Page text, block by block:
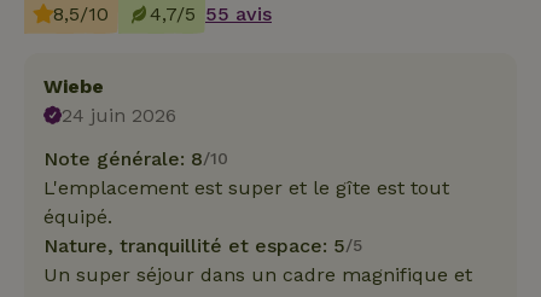
8,5/10 4,7/5 55 avis
Wiebe
24 juin 2026
Note générale: 8/10
L'emplacement est super et le gîte est tout
équipé.
Nature, tranquillité et espace: 5/5
Un super séjour dans un cadre magnifique et